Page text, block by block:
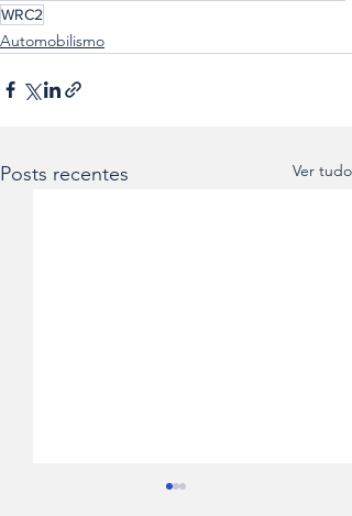
WRC2
Automobilismo
Posts recentes Ver tudo